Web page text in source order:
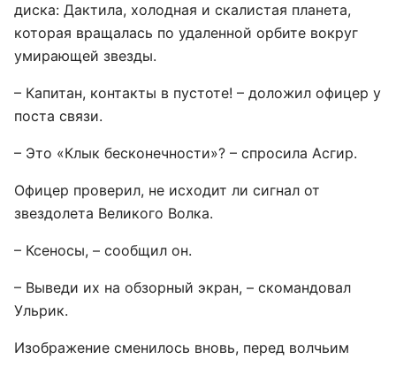
диска: Дактила, холодная и скалистая планета,
которая вращалась по удаленной орбите вокруг
умирающей звезды.
– Капитан, контакты в пустоте! – доложил офицер у
поста связи.
– Это «Клык бесконечности»? – спросила Асгир.
Офицер проверил, не исходит ли сигнал от
звездолета Великого Волка.
– Ксеносы, – сообщил он.
– Выведи их на обзорный экран, – скомандовал
Ульрик.
Изображение сменилось вновь, перед волчьим